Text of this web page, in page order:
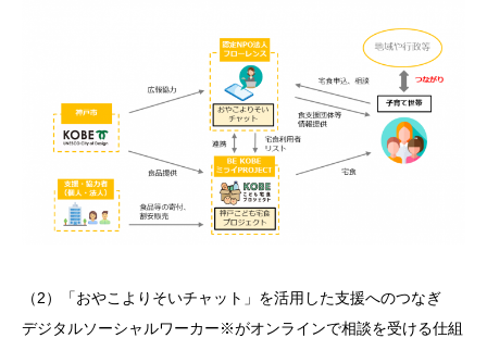
（2）「おやこよりそいチャット」を活用した支援へのつなぎ
デジタルソーシャルワーカー※がオンラインで相談を受ける仕組